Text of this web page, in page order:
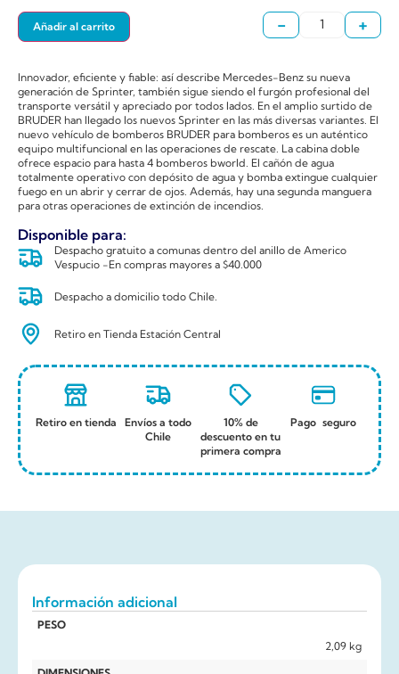
- +
Añadir al carrito
Innovador, eficiente y fiable: así describe Mercedes-Benz su nueva
generación de Sprinter, también sigue siendo el furgón profesional del
transporte versátil y apreciado por todos lados. En el amplio surtido de
BRUDER han llegado los nuevos Sprinter en las más diversas variantes. El
nuevo vehículo de bomberos BRUDER para bomberos es un auténtico
equipo multifuncional en las operaciones de rescate. La cabina doble
ofrece espacio para hasta 4 bomberos bworld. El cañón de agua
totalmente operativo con depósito de agua y bomba extingue cualquier
fuego en un abrir y cerrar de ojos. Además, hay una segunda manguera
para otras operaciones de extinción de incendios.
Disponible para:
Despacho gratuito a comunas dentro del anillo de Americo
Vespucio -En compras mayores a $40.000
Despacho a domicilio todo Chile.
Retiro en Tienda Estación Central
Retiro en tienda
Envíos a todo
Chile
10% de
descuento en tu
primera compra
Pago seguro
Información adicional
PESO
2,09 kg